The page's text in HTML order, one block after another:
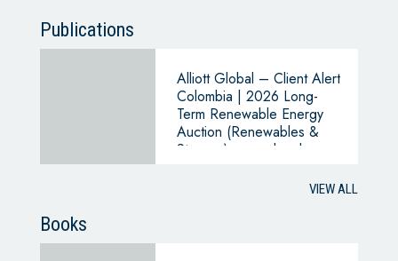
Publications
Alliott Global – Client Alert
Colombia | 2026 Long-
Term Renewable Energy
Auction (Renewables &
Storage): cross-border
VIEW ALL
Books